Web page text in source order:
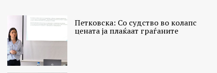
Петковска: Со судство во колапс
цената ја плаќаат граѓаните